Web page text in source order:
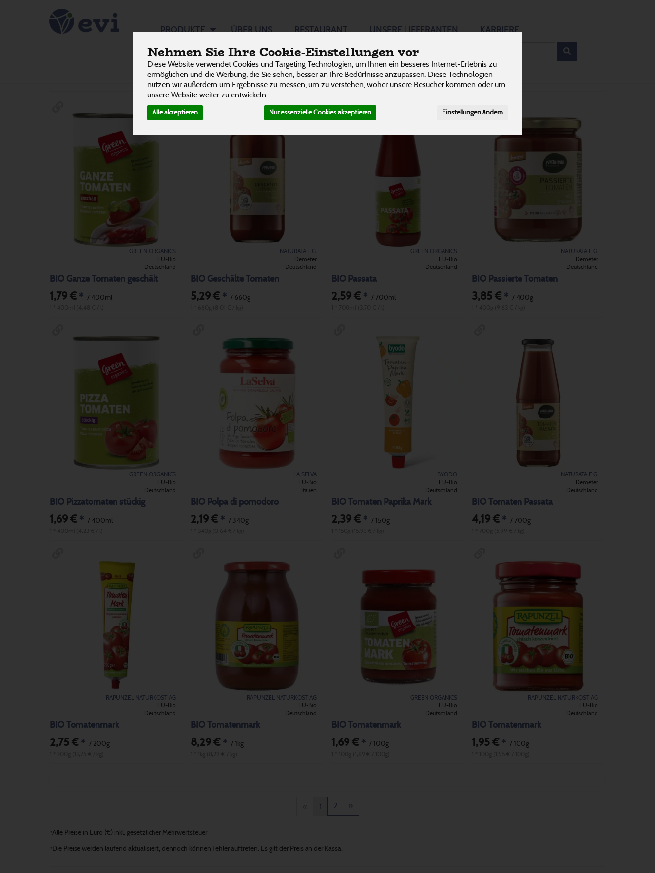
Nehmen Sie Ihre Cookie-Einstellungen vor
Diese Website verwendet Cookies und Targeting Technologien, um Ihnen ein besseres Internet-Erlebnis zu
ermöglichen und die Werbung, die Sie sehen, besser an Ihre Bedürfnisse anzupassen. Diese Technologien
nutzen wir außerdem um Ergebnisse zu messen, um zu verstehen, woher unsere Besucher kommen oder um
unsere Website weiter zu entwickeln.
Alle akzeptieren Nur essenzielle Cookies akzeptieren Einstellungen ändern
PRODUKTE ÜBER UNS RESTAURANT UNSERE LIEFERANTEN KARRIERE
Tomaten &
Tomatenmark 15 von 3242
Ernährung Allergene
GREEN ORGANICS
EU-Bio
Deutschland
BIO Ganze Tomaten geschält
1,79 € * / 400ml
NATURATA E.G.
Demeter
Deutschland
BIO Geschälte Tomaten
5,29 €* / 660g
GREEN ORGANICS
EU-Bio
Deutschland
BIO Passata
2,59 €* / 700ml
NATURATA E.G.
Demeter
Deutschland
BIO Passierte Tomaten
3,85 € * / 400g
GREEN ORGANICS
EU-Bio
Deutschland
BIO Pizzatomaten stückig
1,69 € * / 400ml
LA SELVA
EU-Bio
Italien
BIO Polpa di pomodoro
2,19 €* / 340g
BYODO
EU-Bio
Deutschland
BIO Tomaten Paprika Mark
2,39 €* / 150g
NATURATA E.G.
Demeter
Deutschland
BIO Tomaten Passata
4,19 € * / 700g
RAPUNZEL NATURKOST AG
EU-Bio
Deutschland
BIO Tomatenmark
2,75 € * / 200g
RAPUNZEL NATURKOST AG
EU-Bio
Deutschland
BIO Tomatenmark
8,29 €* / 1kg
GREEN ORGANICS
EU-Bio
Deutschland
BIO Tomatenmark
1,69 €* / 100g
RAPUNZEL NATURKOST AG
EU-Bio
Deutschland
BIO Tomatenmark
1,95 € * / 100g
1 2 »
*Alle Preise in Euro (€) inkl. gesetzlicher Mehrwertsteuer
* Die Preise werden laufend aktualisiert, dennoch können Fehler auftreten. Es gilt der Preis an der Kassa.